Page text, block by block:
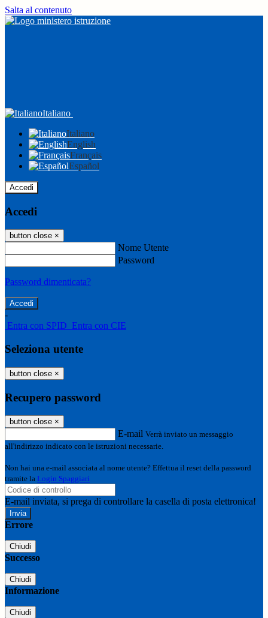
Salta al contenuto
Italiano
Italiano
English
Français
Español
Accedi
Accedi
button close ×
Nome Utente
Password
Password dimenticata?
-
Entra con SPID Entra con CIE
Seleziona utente
button close ×
Recupero password
button close ×
E-mail Verrà inviato un messaggio
all'indirizzo indicato con le istruzioni necessarie.
Non hai una e-mail associata al nome utente? Effettua il reset della password
tramite la Login Spaggiari
E-mail inviata, si prega di controllare la casella di posta elettronica!
Errore
Chiudi
Successo
Chiudi
Informazione
Chiudi